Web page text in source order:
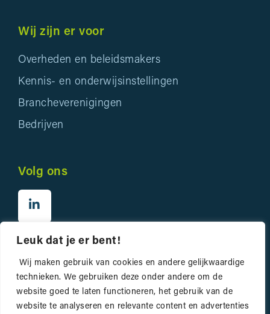
Leuk dat je er bent!
Wij maken gebruik van cookies en andere gelijkwaardige
technieken. We gebruiken deze onder andere om de
website goed te laten functioneren, het gebruik van de
website te analyseren en relevante content en advertenties
Wij zijn er voor
Overheden en beleidsmakers
Kennis- en onderwijsinstellingen
Brancheverenigingen
Bedrijven
Volg ons
Privacyverklaring